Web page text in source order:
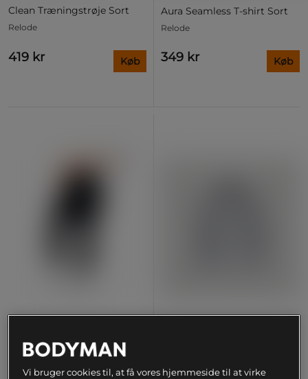
Clean Træningstrøje Sort
Relode
419 kr Køb
Aura Seamless T‑shirt Sort
Relode
349 kr Køb
Tights Tall Sort
Vi bruger cookies til, at få vores hjemmeside til at virke